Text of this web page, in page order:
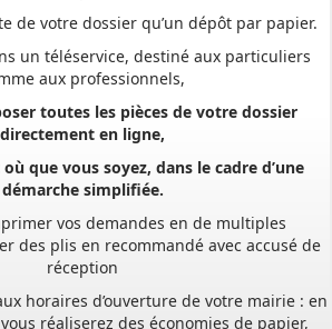
un téléservice, destiné aux particuliers
toutes les pièces de votre dossier
que vous soyez, dans le cadre d’une
vos demandes en de multiples
réception
horaires d’ouverture de votre mairie : en
temps. Vous pouvez également suivre en